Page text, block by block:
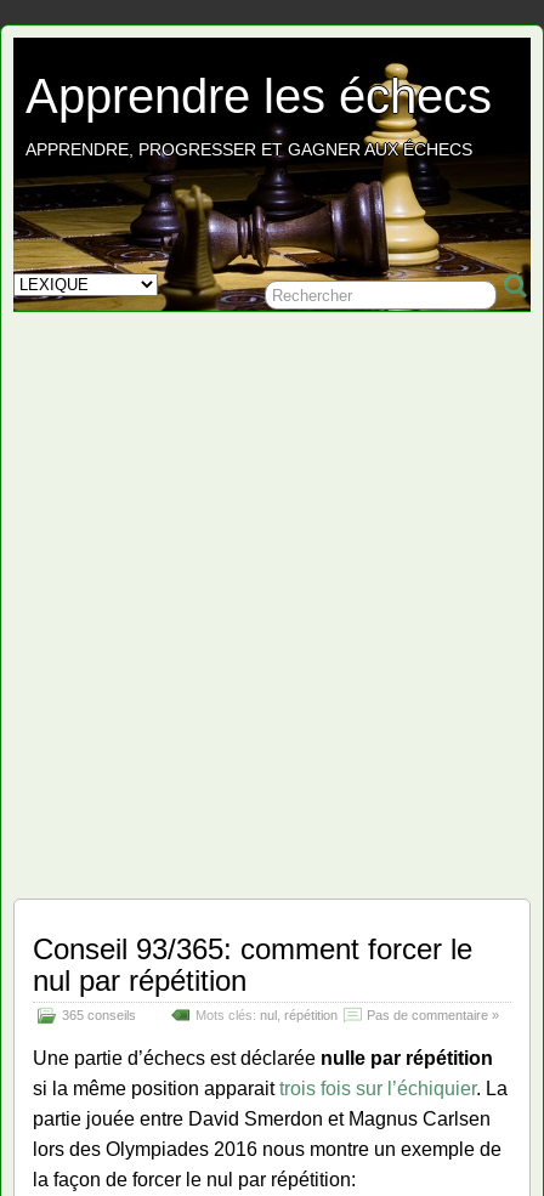
Apprendre les échecs
APPRENDRE, PROGRESSER ET GAGNER AUX ÉCHECS
Conseil 93/365: comment forcer le
nul par répétition
365 conseils Pas de commentaire »
Mots clés: nul répétition
Une partie d’échecs est déclarée nulle par répétition
si la même position apparaittrois fois sur l’échiquier. La
partie jouée entre David Smerdon et Magnus Carlsen
lors des Olympiades 2016 nous montre un exemple de
la façon de forcer le nul par répétition: